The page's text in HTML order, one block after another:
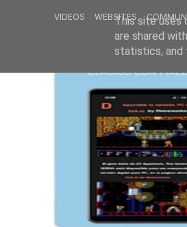
VIDEOS WEBSITESThis site uses
are shared
statistics, and